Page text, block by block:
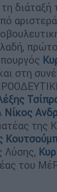
διάταξή
στη
Νίκος
της
Λύσης,
του